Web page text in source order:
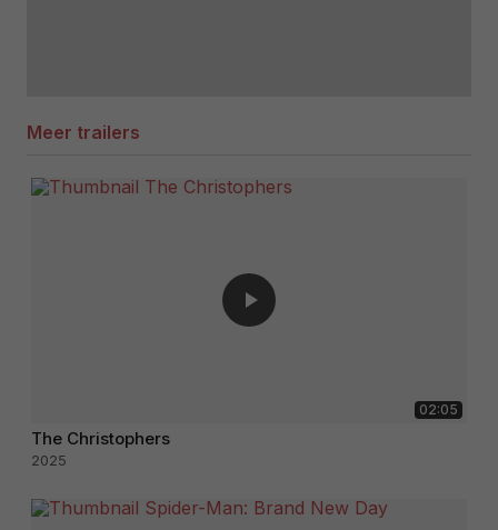
Meer trailers
02:05
The Christophers
2025